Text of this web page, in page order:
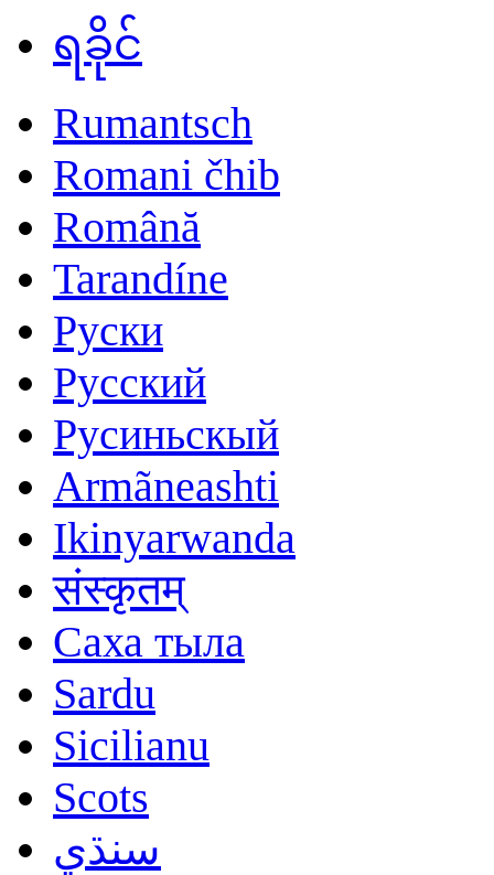
ရခိုင်
Rumantsch
Romani čhib
Română
Tarandíne
Руски
Русский
Русиньскый
Armãneashti
Ikinyarwanda
संस्कृतम्
Саха тыла
Sardu
Sicilianu
Scots
سنڌي